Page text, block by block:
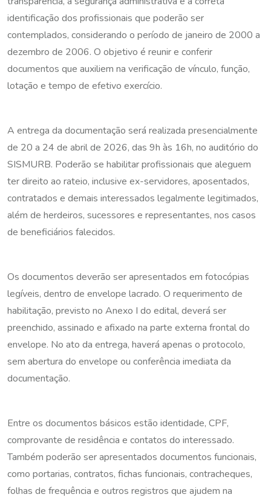
identificação dos profissionais que poderão ser
contemplados, considerando o período de janeiro de 2000 a
dezembro de 2006. O objetivo é reunir e conferir
documentos que auxiliem na verificação de vínculo, função,
lotação e tempo de efetivo exercício.
A entrega da documentação será realizada presencialmente
de 20 a 24 de abril de 2026, das 9h às 16h, no auditório do
SISMURB. Poderão se habilitar profissionais que aleguem
ter direito ao rateio, inclusive ex-servidores, aposentados,
contratados e demais interessados legalmente legitimados,
além de herdeiros, sucessores e representantes, nos casos
de beneficiários falecidos.
Os documentos deverão ser apresentados em fotocópias
legíveis, dentro de envelope lacrado. O requerimento de
habilitação, previsto no Anexo I do edital, deverá ser
preenchido, assinado e afixado na parte externa frontal do
envelope. No ato da entrega, haverá apenas o protocolo,
sem abertura do envelope ou conferência imediata da
documentação.
Entre os documentos básicos estão identidade, CPF,
comprovante de residência e contatos do interessado.
Também poderão ser apresentados documentos funcionais,
como portarias, contratos, fichas funcionais, contracheques,
folhas de frequência e outros registros que ajudem na